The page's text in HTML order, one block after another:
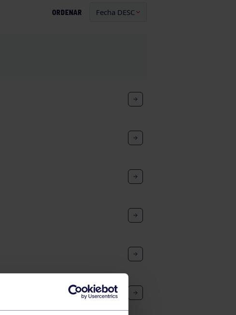
ORDENAR